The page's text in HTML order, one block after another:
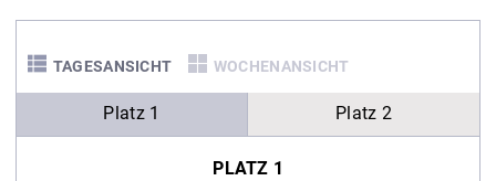
TAGESANSICHT WOCHENANSICHT
Platz 1 Platz 2
PLATZ 1